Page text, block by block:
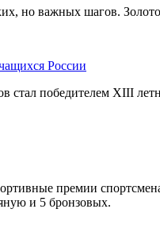
но важных шагов.
России
победителем XIII
премии
и 5 бронзовых.